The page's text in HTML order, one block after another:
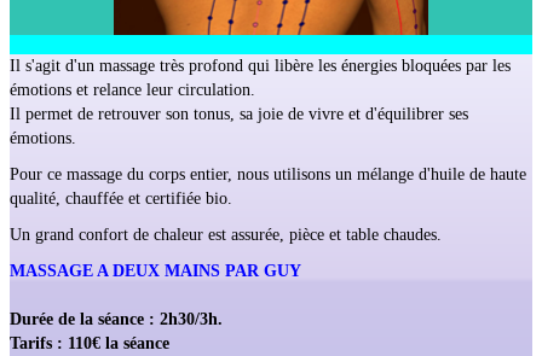
Il s'agit d'un massage très profond qui libère les énergies bloquées par les
émotions et relance leur circulation.
Il permet de retrouver son tonus, sa joie de vivre et d'équilibrer ses
émotions.
Pour ce massage du corps entier, nous utilisons un mélange d'huile de haute
qualité, chauffée et certifiée bio.
Un grand confort de chaleur est assurée, pièce et table chaudes.
MASSAGE A DEUX MAINS PAR GUY
Durée de la séance : 2h30/3h.
Tarifs : 110€ la séance